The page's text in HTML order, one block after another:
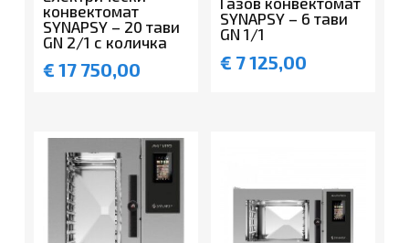
конвектомат
SYNAPSY – 20 тави
GN 2/1 с количка
€ 17 750,00
SYNAPSY – 6 тави
GN 1/1
€ 7 125,00